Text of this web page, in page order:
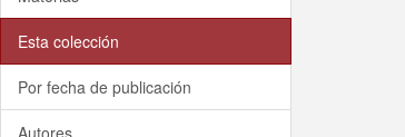
Esta colección
Por fecha de publicación
Autores